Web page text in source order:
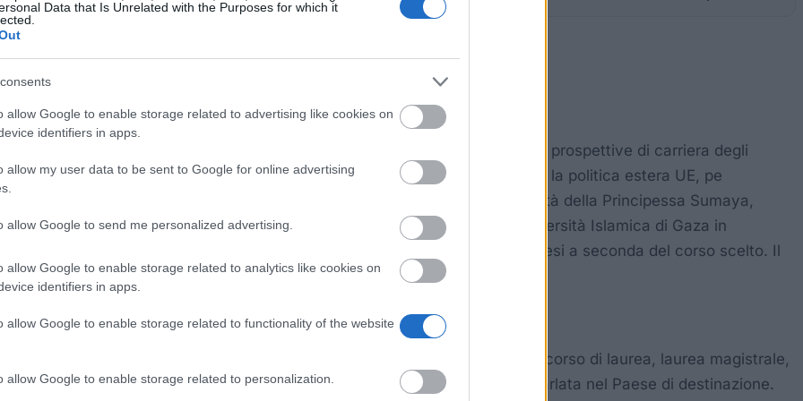
Data that Is Unrelated with the Purposes for which it
allow Google to enable storage related to advertising like cookies on
identifiers in apps.
allow my user data to be sent to Google for online advertising
allow Google to send me personalized advertising.
allow Google to enable storage related to analytics like cookies on
identifiers in apps.
allow Google to enable storage related to functionality of the website
allow Google to enable storage related to personalization.
per promuovere l'istruzione superiore, e per aiutare a migliorare le prospettive di carriera degli
interculturale attraverso la collaborazione con Paesi terzi, in accordo con la politica estera UE, pe
dell'educazione superiore. Le università di destinazione sono: università della Principessa Sumaya,
Giordana di San Giuseppe, Università di Birzeit della West Bank, Università Islamica di Gaza in
l'Università di Damasco e di Tishreen in Siria. La durata è dai 4 ai 24 mesi a seconda del corso scelto. Il
spese di viaggio. Sono inclusi i costi di iscrizione e di assicurazione.
Germania, Italia, Polonia, Regno Unito. Devono essere iscritti in un corso di laurea, laurea magistrale,
Il candidato deve avere sufficiente conoscenza della lingua parlata nel Paese di destinazione.